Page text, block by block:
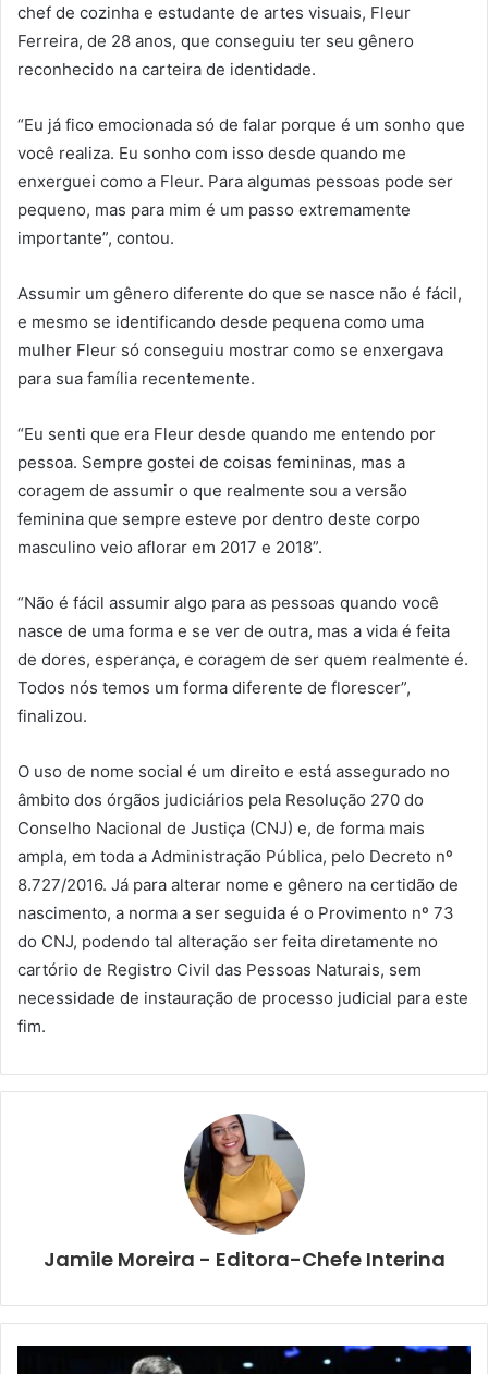
chef de cozinha e estudante de artes visuais, Fleur
Ferreira, de 28 anos, que conseguiu ter seu gênero
reconhecido na carteira de identidade.
“Eu já fico emocionada só de falar porque é um sonho que
você realiza. Eu sonho com isso desde quando me
enxerguei como a Fleur. Para algumas pessoas pode ser
pequeno, mas para mim é um passo extremamente
importante”, contou.
Assumir um gênero diferente do que se nasce não é fácil,
e mesmo se identificando desde pequena como uma
mulher Fleur só conseguiu mostrar como se enxergava
para sua família recentemente.
“Eu senti que era Fleur desde quando me entendo por
pessoa. Sempre gostei de coisas femininas, mas a
coragem de assumir o que realmente sou a versão
feminina que sempre esteve por dentro deste corpo
masculino veio aflorar em 2017 e 2018”.
“Não é fácil assumir algo para as pessoas quando você
nasce de uma forma e se ver de outra, mas a vida é feita
de dores, esperança, e coragem de ser quem realmente é.
Todos nós temos um forma diferente de florescer”,
finalizou.
O uso de nome social é um direito e está assegurado no
âmbito dos órgãos judiciários pela Resolução 270 do
Conselho Nacional de Justiça (CNJ) e, de forma mais
ampla, em toda a Administração Pública, pelo Decreto nº
8.727/2016. Já para alterar nome e gênero na certidão de
nascimento, a norma a ser seguida é o Provimento nº 73
do CNJ, podendo tal alteração ser feita diretamente no
cartório de Registro Civil das Pessoas Naturais, sem
necessidade de instauração de processo judicial para este
fim.
Jamile Moreira - Editora-Chefe Interina